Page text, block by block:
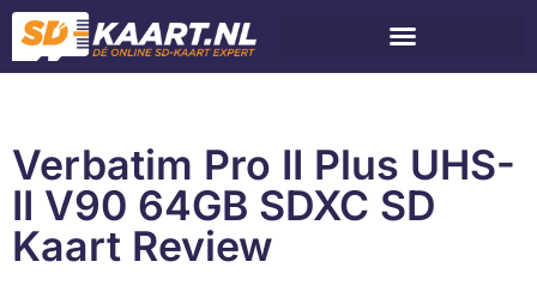
Verbatim Pro II Plus UHS-
II V90 64GB SDXC SD
Kaart Review